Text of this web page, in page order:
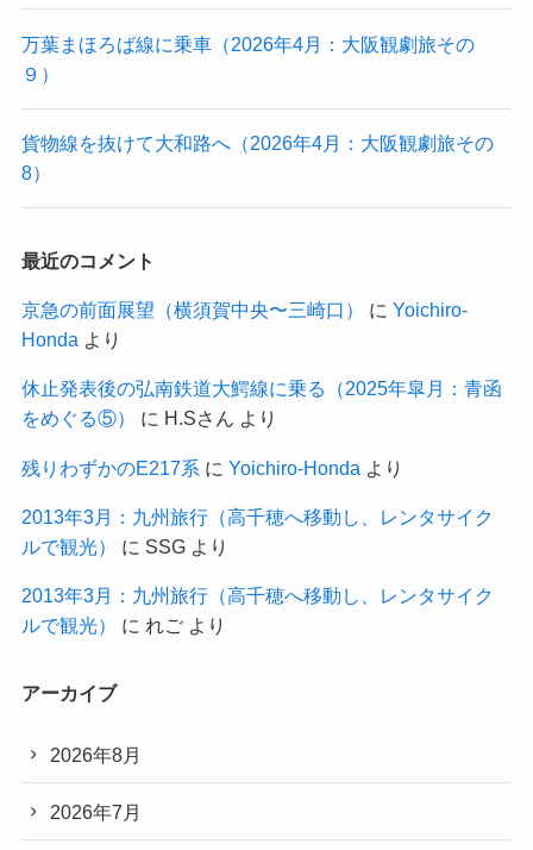
万葉まほろば線に乗車（2026年4月：大阪観劇旅その
９）
貨物線を抜けて大和路へ（2026年4月：大阪観劇旅その
8）
最近のコメント
京急の前面展望（横須賀中央〜三崎口） に Yoichiro-
Honda より
休止発表後の弘南鉄道大鰐線に乗る（2025年皐月：青函
をめぐる⑤）
に H.Sさん より
残りわずかのE217系 に Yoichiro-Honda より
2013年3月：九州旅行（高千穂へ移動し、レンタサイク
ルで観光）
に SSGより
2013年3月：九州旅行（高千穂へ移動し、レンタサイク
ルで観光）
に れごより
アーカイブ
2026年8月
2026年7月